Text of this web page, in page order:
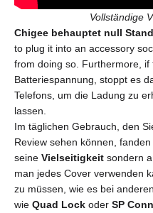
Vollständige
Chigee behauptet null
to plug it into an accessory
from doing so. Furthermore, if
Batteriespannung, stoppt es
Telefons, um die Ladung zu
lassen.
Im täglichen Gebrauch, den
Review sehen können,
seine Vielseitigkeit sondern
man jedes Cover verwenden
zu müssen, wie es bei
wie Quad Lock oder SP